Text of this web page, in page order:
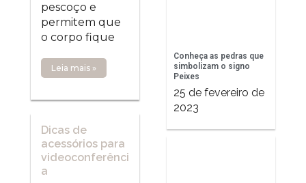
pescoço e
permitem que
o corpo fique
Leia mais »
Dicas de
acessórios para
videoconferênci
a
Conheça as pedras que
simbolizam o signo
Peixes
25 de fevereiro de
2023